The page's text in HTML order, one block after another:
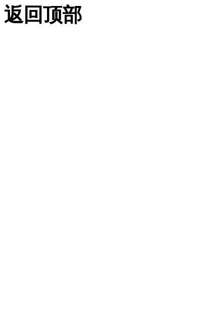
返回顶部